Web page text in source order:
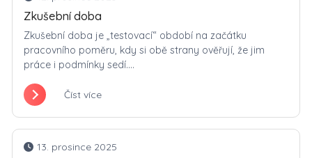
Zkušební doba
Zkušební doba je „testovací“ období na začátku
pracovního poměru, kdy si obě strany ověřují, že jim
práce i podmínky sedí....
Číst více
13. prosince 2025